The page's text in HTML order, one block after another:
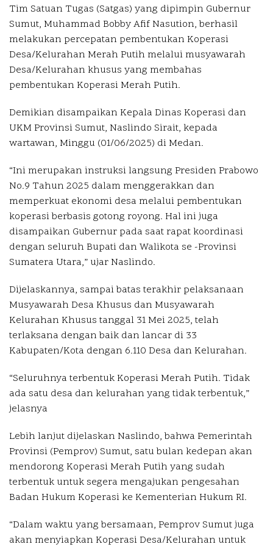
Tim Satuan Tugas (Satgas) yang dipimpin Gubernur
Sumut, Muhammad Bobby Afif Nasution, berhasil
melakukan percepatan pembentukan Koperasi
Desa/Kelurahan Merah Putih melalui musyawarah
Desa/Kelurahan khusus yang membahas
pembentukan Koperasi Merah Putih.
Demikian disampaikan Kepala Dinas Koperasi dan
UKM Provinsi Sumut, Naslindo Sirait, kepada
wartawan, Minggu (01/06/2025) di Medan.
“Ini merupakan instruksi langsung Presiden Prabowo
No.9 Tahun 2025 dalam menggerakkan dan
memperkuat ekonomi desa melalui pembentukan
koperasi berbasis gotong royong. Hal ini juga
disampaikan Gubernur pada saat rapat koordinasi
dengan seluruh Bupati dan Walikota se -Provinsi
Sumatera Utara,” ujar Naslindo.
Dijelaskannya, sampai batas terakhir pelaksanaan
Musyawarah Desa Khusus dan Musyawarah
Kelurahan Khusus tanggal 31 Mei 2025, telah
terlaksana dengan baik dan lancar di 33
Kabupaten/Kota dengan 6.110 Desa dan Kelurahan.
“Seluruhnya terbentuk Koperasi Merah Putih. Tidak
ada satu desa dan kelurahan yang tidak terbentuk,”
jelasnya
Lebih lanjut dijelaskan Naslindo, bahwa Pemerintah
Provinsi (Pemprov) Sumut, satu bulan kedepan akan
mendorong Koperasi Merah Putih yang sudah
terbentuk untuk segera mengajukan pengesahan
Badan Hukum Koperasi ke Kementerian Hukum RI.
“Dalam waktu yang bersamaan, Pemprov Sumut juga
akan menyiapkan Koperasi Desa/Kelurahan untuk